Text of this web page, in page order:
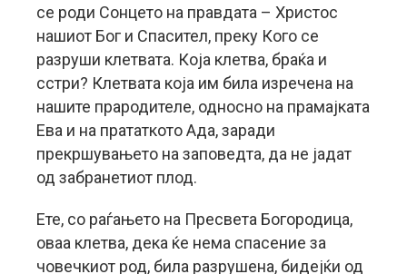
се роди Сонцето на правдата – Христос
нашиот Бог и Спасител, преку Кого се
разруши клетвата. Која клетва, браќа и
сстри? Клетвата која им била изречена на
нашите прародителе, односно на прамајката
Ева и на прататкото Ада, заради
прекршувањето на заповедта, да не јадат
од забранетиот плод.
Ете, со раѓањето на Пресвета Богородица,
оваа клетва, дека ќе нема спасение за
човечкиот род, била разрушена, бидејќи од